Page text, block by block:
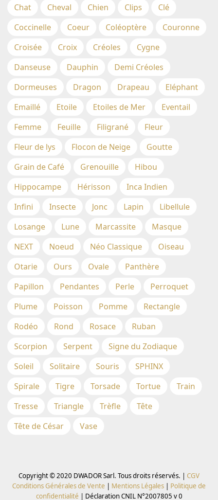
Chat
Cheval Chien Clips
Clé
Coccinelle
Coeur Coléoptère
Couronne
Croisée
Croix Créoles
Cygne
Danseuse
Dauphin
Demi Créoles
Dormeuses
Dragon Drapeau
Eléphant
Emaillé
Etoile Etoiles de Mer
Eventail
Femme
Feuille Filigrané
Fleur
Fleur de lys
Flocon de Neige
Goutte
Grain de Café
Grenouille
Hibou
Hippocampe
Hérisson
Inca Indien
Infini
Insecte Jonc Lapin
Libellule
Losange
Lune Marcassite
Masque
NEXT
Noeud Néo Classique
Oiseau
Otarie
Ours Ovale
Panthère
Papillon
Pendantes Perle
Perroquet
Plume
Poisson Pomme
Rectangle
Rodéo
Rond Rosace
Ruban
Scorpion
Serpent
Signe du Zodiaque
Soleil
Solitaire Souris
SPHINX
Spirale
Tigre Torsade Tortue
Train
Tresse
Triangle Trèfle
Tête
Tête de César
Vase
Copyright © 2020 DWADOR Sarl. Tous droits réservés. | CGV
Conditions Générales de Vente | Mentions Légales | Politique de
confidentialité | Déclaration CNIL N°2007805 v 0